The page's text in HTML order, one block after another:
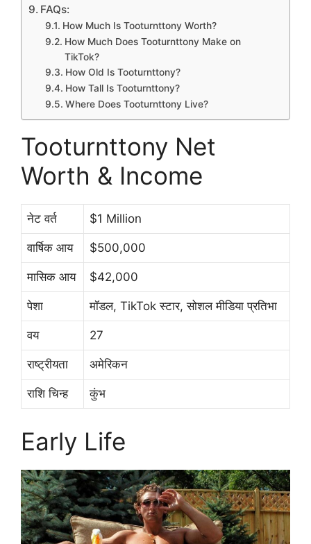
FAQs:
How Much Is Tooturnttony Worth?
How Much Does Tooturnttony Make on
TikTok?
How Old Is Tooturnttony?
How Tall Is Tooturnttony?
Where Does Tooturnttony Live?
Tooturnttony Net
Worth & Income
नेट वर्त $1 Million
वार्षिक आय $500,000
मासिक आय $42,000
पेशा मॉडल, TikTok स्टार, सोशल मीडिया प्रतिभा
वय 27
राष्ट्रीयता अमेरिकन
राशि चिन्ह कुंभ
Early Life